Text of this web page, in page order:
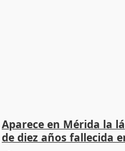
Aparece en Mérida la
de diez años fallecida